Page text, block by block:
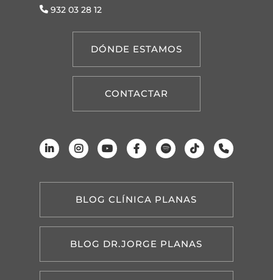
932 03 28 12
DÓNDE ESTAMOS
CONTACTAR
BLOG CLÍNICA PLANAS
BLOG DR.JORGE PLANAS